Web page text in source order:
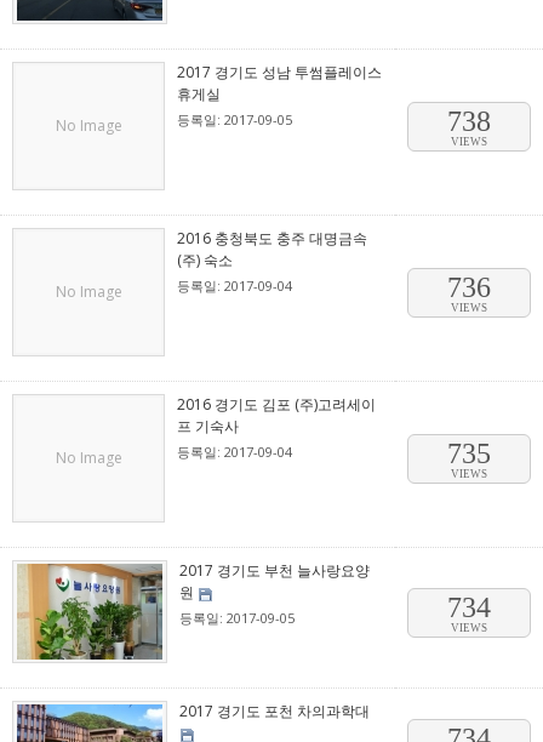
No Image
2017 경기도 성남 투썸플레이스
휴게실
등록일: 2017-09-05 738
VIEWS
No Image
2016 충청북도 충주 대명금속
(주) 숙소
등록일: 2017-09-04 736
VIEWS
No Image
2016 경기도 김포 (주)고려세이
프 기숙사
등록일: 2017-09-04 735
VIEWS
2017 경기도 부천 늘사랑요양
원
등록일: 2017-09-05 734
VIEWS
2017 경기도 포천 차의과학대